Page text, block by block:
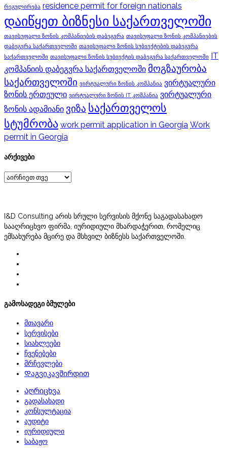
რეგულირება residence permit for foreign nationals
დაიწყეთ ბიზნესი საქართველოში
თავისუფალი ზონის კომპანიების დაბეგვრა თავისუფალი ზონის კომპანიების
დაბეგვრა საქართველოში თავისუფალი ზონის სუბიექტების დაბეგვრა
საქართველოში თავისუფალი ზონის სუბიექტის დაბეგვრა საქართველოში IT
კომპანიის დაბეგვრა საქართველოში მოგზაურობა
საქართველოში ვირტუალური ზონის კომპანია ვირტუალური
ზონის ერთეული ვირტუალური ზონის IT კომპანია ვირტუალური
ზონის ადამიანი ვიზა საქართველოს
სტუმრობა work permit application in Georgia Work
permit in Georgia
არქივები
არქივები
I&D Consulting არის სრული სერვისის მქონე საგადასახადო
სააღრიცხვო ფირმა, იურიდიული მხარდაჭერით, რომელიც
ემსახურება მცირე და მსხვილ ბიზნესს საქართველოში.
გამოსადეგი ბმულები
მთავარი
სერვისები
სიახლეები
ჩვენებები
მრჩევლები
Დაგვიკავშირდით
Აღრიცხვა
გადასახადი
კონსულტაცია
აუდიტი
იურიდიული
საბაჟო